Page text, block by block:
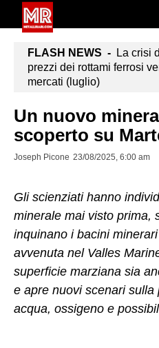
FLASH NEWS - La crisi
prezzi dei rottami ferrosi
mercati (luglio)
Un nuovo
scoperto su
Joseph Picone 23/08/2025, 6:00 am
Gli scienziati hanno
minerale mai visto prima,
inquinano i bacini
avvenuta nel Valles
superficie marziana sia
e apre nuovi scenari
acqua, ossigeno e